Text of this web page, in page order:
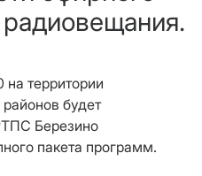
на территории
будет
Березино
пакета программ.